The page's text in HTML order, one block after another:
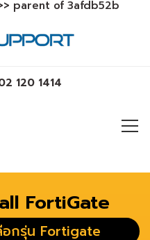
parent of 3afdb52b
120 1414
FortiGate
อกรุ่น Fortigate